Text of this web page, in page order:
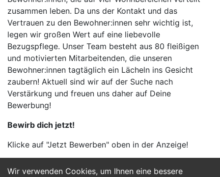
Wir verwenden Cookies, um Ihnen eine bessere
zusammen leben. Da uns der Kontakt und das
Vertrauen zu den Bewohner:innen sehr wichtig ist,
legen wir großen Wert auf eine liebevolle
Bezugspflege. Unser Team besteht aus 80 fleißigen
und motivierten Mitarbeitenden, die unseren
Bewohner:innen tagtäglich ein Lächeln ins Gesicht
zaubern! Aktuell sind wir auf der Suche nach
Verstärkung und freuen uns daher auf Deine
Bewerbung!
Bewirb dich jetzt!
Klicke auf "Jetzt Bewerben" oben in der Anzeige!